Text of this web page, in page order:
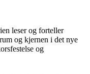
leser og forteller
og kjernen i det nye
og